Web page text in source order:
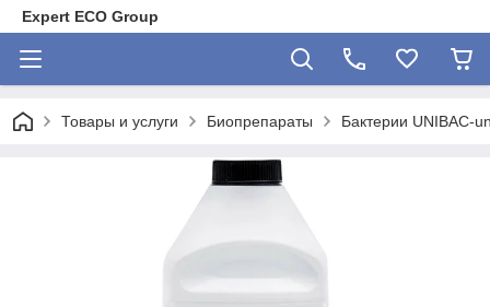
Expert ECO Group
Товары и услуги Биопрепараты Бактерии UNIBAC-